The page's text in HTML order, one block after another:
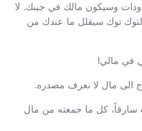
وسيكون مالك في جيبك. لا
توك سيقلل ما عندك من
في مالي!
الى مال لا نعرف مصدره.
كل ما جمعته من مال